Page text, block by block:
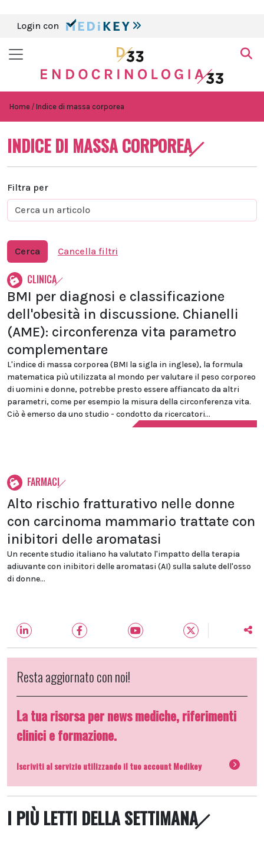
Login con
Home Indice di massa corporea
INDICE DI MASSA CORPOREA
Filtra per
Cerca Cancella filtri
CLINICA
BMI per diagnosi e classificazione
dell'obesità in discussione. Chianelli
(AME): circonferenza vita parametro
complementare
L'indice di massa corporea (BMI la sigla in inglese), la formula
matematica più utilizzata al mondo per valutare il peso corporeo
di uomini e donne, potrebbe presto essere affiancato da altri
parametri, come per esempio la misura della circonferenza vita.
Ciò è emerso da uno studio - condotto da ricercatori...
FARMACI
Alto rischio fratturativo nelle donne
con carcinoma mammario trattate con
inibitori delle aromatasi
Un recente studio italiano ha valutato l'impatto della terapia
adiuvante con inibitori delle aromatasi (AI) sulla salute dell'osso
di donne...
Resta aggiornato con noi!
La tua risorsa per news mediche, riferimenti
clinici e formazione.
Iscriviti al servizio utilizzando il tuo account Medikey
I PIÙ LETTI DELLA SETTIMANA